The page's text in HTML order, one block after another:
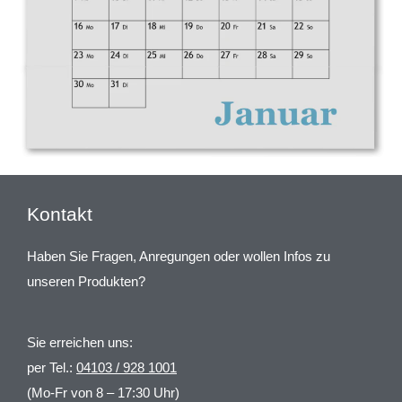
Kontakt
Haben Sie Fragen, Anregungen oder wollen Infos zu
unseren Produkten?
Sie erreichen uns:
per Tel.: 04103 / 928 1001
(Mo-Fr von 8 – 17:30 Uhr)